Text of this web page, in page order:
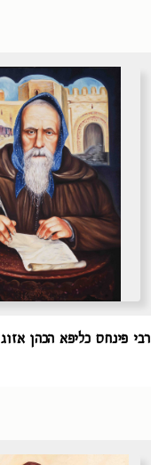
רבי פינחס כליפא הכהן אזוג